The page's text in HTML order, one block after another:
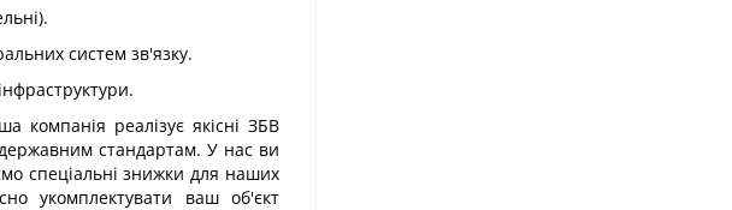
систем зв'язку.
компанія реалізує якісні ЗБВ
стандартам. У нас ви
спеціальні знижки для наших
укомплектувати ваш об'єкт